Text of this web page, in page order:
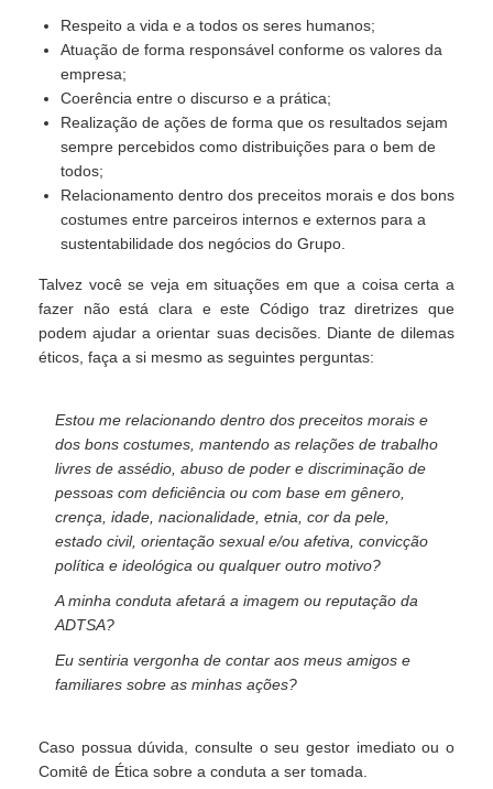
Respeito a vida e a todos os seres humanos;
Atuação de forma responsável conforme os valores da
empresa;
Coerência entre o discurso e a prática;
Realização de ações de forma que os resultados sejam
sempre percebidos como distribuições para o bem de
todos;
Relacionamento dentro dos preceitos morais e dos bons
costumes entre parceiros internos e externos para a
sustentabilidade dos negócios do Grupo.
Talvez você se veja em situações em que a coisa certa a
fazer não está clara e este Código traz diretrizes que
podem ajudar a orientar suas decisões. Diante de dilemas
éticos, faça a si mesmo as seguintes perguntas:
Estou me relacionando dentro dos preceitos morais e
dos bons costumes, mantendo as relações de trabalho
livres de assédio, abuso de poder e discriminação de
pessoas com deficiência ou com base em gênero,
crença, idade, nacionalidade, etnia, cor da pele,
estado civil, orientação sexual e/ou afetiva, convicção
política e ideológica ou qualquer outro motivo?
A minha conduta afetará a imagem ou reputação da
ADTSA?
Eu sentiria vergonha de contar aos meus amigos e
familiares sobre as minhas ações?
Caso possua dúvida, consulte o seu gestor imediato ou o
Comitê de Ética sobre a conduta a ser tomada.